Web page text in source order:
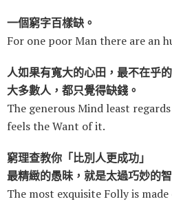
一個窮字百樣缺。
For one poor Man there are an
人如果有寬大的心田，最不在乎
大多數人，都只覺得缺錢。
The generous Mind least
feels the Want of it.
窮理查教你「比別人更成功」
最精緻的愚昧，就是太過巧妙的智
The most exquisite Folly is